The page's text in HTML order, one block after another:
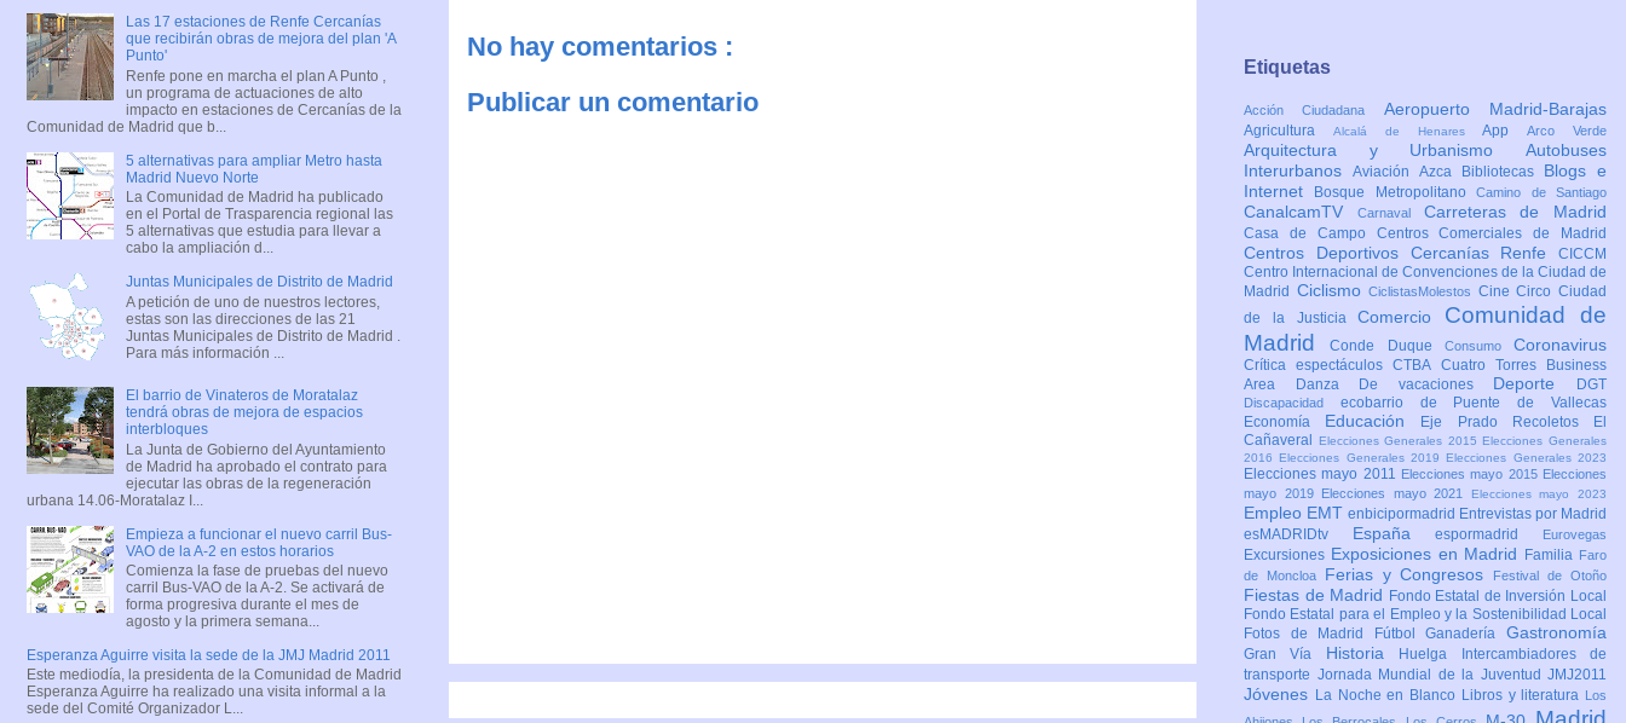
No hay comentarios :
Publicar un comentario
Las 17 estaciones de Renfe Cercanías
que recibirán obras de mejora del plan 'A
Punto'
Renfe pone en marcha el plan A Punto ,
un programa de actuaciones de alto
impacto en estaciones de Cercanías de la
Comunidad de Madrid que b...
5 alternativas para ampliar Metro hasta
Madrid Nuevo Norte
La Comunidad de Madrid ha publicado
en el Portal de Trasparencia regional las
5 alternativas que estudia para llevar a
cabo la ampliación d...
Juntas Municipales de Distrito de Madrid
A petición de uno de nuestros lectores,
estas son las direcciones de las 21
Juntas Municipales de Distrito de Madrid .
Para más información ...
El barrio de Vinateros de Moratalaz
tendrá obras de mejora de espacios
interbloques
La Junta de Gobierno del Ayuntamiento
de Madrid ha aprobado el contrato para
ejecutar las obras de la regeneración
urbana 14.06-Moratalaz I...
Empieza a funcionar el nuevo carril Bus-
VAO de la A-2 en estos horarios
Comienza la fase de pruebas del nuevo
carril Bus-VAO de la A-2. Se activará de
forma progresiva durante el mes de
agosto y la primera semana...
Esperanza Aguirre visita la sede de la JMJ Madrid 2011
Este mediodía, la presidenta de la Comunidad de Madrid
Esperanza Aguirre ha realizado una visita informal a la
sede del Comité Organizador L...
Etiquetas
Acción Ciudadana Aeropuerto Madrid-Barajas
Agricultura Alcalá de HenaresAppArco Verde
Arquitectura y Urbanismo Autobuses
Interurbanos Aviación Azca Bibliotecas Blogs e
Internet
Bosque MetropolitanoCamino de Santiago
CanalcamTV Carnaval Carreteras de Madrid
Casa de Campo Centros Comerciales de Madrid
Centros Deportivos Cercanías Renfe CICCM
Centro Internacional de Convenciones de la Ciudad de
Madrid CiclismoCiclistasMolestos CineCircoCiudad
de la JusticiaComercio Comunidad de
MadridConde Duque Consumo Coronavirus
Crítica espectáculosCTBA Cuatro Torres Business
Area
Danza De vacaciones Deporte DGT
Discapacidad ecobarrio de Puente de Vallecas
Economía Educación Eje Prado Recoletos
El
Cañaveral
Elecciones Generales 2015 Elecciones Generales
2016 Elecciones Generales 2019 Elecciones Generales 2023
Elecciones mayo 2011 Elecciones mayo 2015 Elecciones
mayo 2019
Elecciones mayo 2021 Elecciones mayo 2023
Empleo EMT enbicipormadrid Entrevistas por Madrid
esMADRIDtv Españaespormadrid Eurovegas
Excursiones Exposiciones en Madrid Familia Faro
de Moncloa
Ferias y Congresos Festival de Otoño
Fiestas de Madrid Fondo Estatal de Inversión Local
Fondo Estatal para el Empleo y la Sostenibilidad Local
Fotos de Madrid
FútbolGanaderíaGastronomía
Gran Vía Historia Huelga
Intercambiadores de
transporte Jornada Mundial de la Juventud JMJ2011
Jóvenes La Noche en Blanco Libros y literatura
Los